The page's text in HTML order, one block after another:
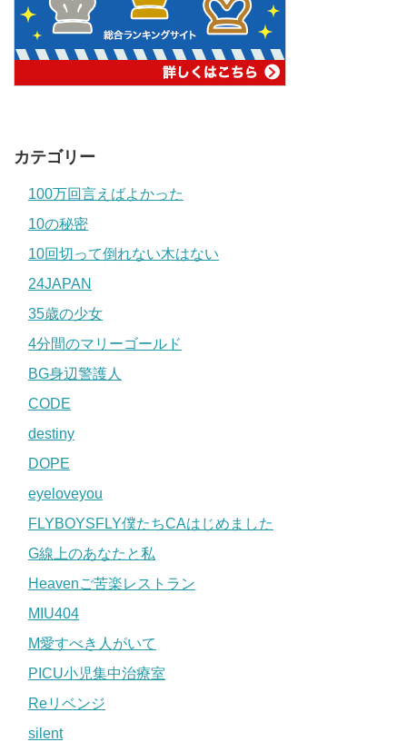
カテゴリー
100万回言えばよかった
10の秘密
10回切って倒れない木はない
24JAPAN
35歳の少女
4分間のマリーゴールド
BG身辺警護人
CODE
destiny
DOPE
eyeloveyou
FLYBOYSFLY僕たちCAはじめました
G線上のあなたと私
Heavenご苦楽レストラン
MIU404
M愛すべき人がいて
PICU小児集中治療室
Reリベンジ
silent